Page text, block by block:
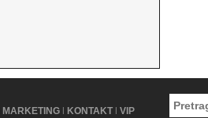
MARKETING | KONTAKT | VIP